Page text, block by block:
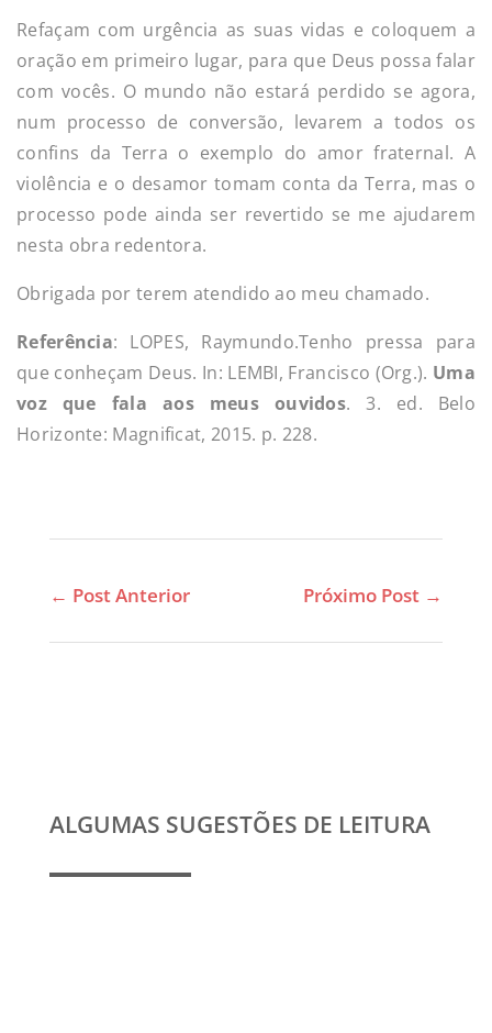
Refaçam com urgência as suas vidas e coloquem a
oração em primeiro lugar, para que Deus possa falar
com vocês. O mundo não estará perdido se agora,
num processo de conversão, levarem a todos os
confins da Terra o exemplo do amor fraternal. A
violência e o desamor tomam conta da Terra, mas o
processo pode ainda ser revertido se me ajudarem
nesta obra redentora.
Obrigada por terem atendido ao meu chamado.
Referência: LOPES, Raymundo.Tenho pressa para
que conheçam Deus. In: LEMBI, Francisco (Org.). Uma
voz que fala aos meus ouvidos. 3. ed. Belo
Horizonte: Magnificat, 2015. p. 228.
← Post Anterior Próximo Post →
ALGUMAS SUGESTÕES DE LEITURA